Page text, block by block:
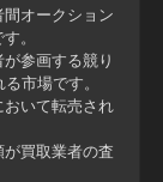
オークション
。
参画する競り
市場です。
いて転売され
買取業者の査